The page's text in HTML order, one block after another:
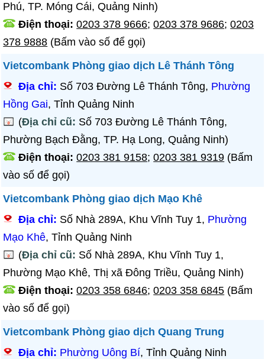
Phú, TP. Móng Cái, Quảng Ninh)
Điện thoại:0203 378 9666;0203 378 9686;0203
378 9888 (Bấm vào số để gọi)
Vietcombank Phòng giao dịch Lê Thánh Tông
Địa chỉ: Số 703 Đường Lê Thánh Tông, Phường
Hồng Gai, Tỉnh Quảng Ninh
(Địa chỉ cũ: Số 703 Đường Lê Thánh Tông,
Phường Bạch Đằng, TP. Hạ Long, Quảng Ninh)
Điện thoại:0203 381 9158;0203 381 9319 (Bấm
vào số để gọi)
Vietcombank Phòng giao dịch Mạo Khê
Địa chỉ: Số Nhà 289A, Khu Vĩnh Tuy 1, Phường
Mạo Khê, Tỉnh Quảng Ninh
(Địa chỉ cũ: Số Nhà 289A, Khu Vĩnh Tuy 1,
Phường Mạo Khê, Thị xã Đông Triều, Quảng Ninh)
Điện thoại:0203 358 6846;0203 358 6845 (Bấm
vào số để gọi)
Vietcombank Phòng giao dịch Quang Trung
Địa chỉ: Phường Uông Bí, Tỉnh Quảng Ninh